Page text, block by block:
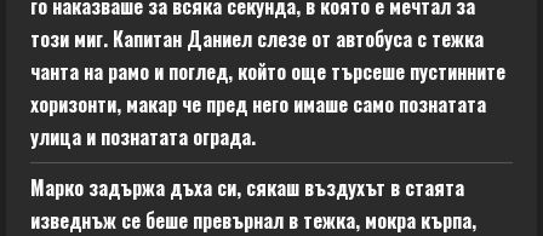
го наказваше за всяка секунда, в която е мечтал за
този миг. Капитан Даниел слезе от автобуса с тежка
чанта на рамо и поглед, който още търсеше пустинните
хоризонти, макар че пред него имаше само познатата
улица и познатата ограда.
Марко задържа дъха си, сякаш въздухът в стаята
изведнъж се беше превърнал в тежка, мокра кърпа,